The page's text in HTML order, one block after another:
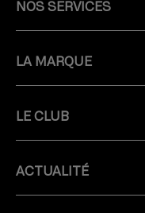
NOS SERVICES
LA MARQUE
LE CLUB
ACTUALITÉ